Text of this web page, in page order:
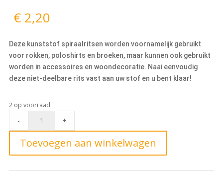
€2,20
Deze kunststof spiraalritsen worden voornamelijk gebruikt
voor rokken, poloshirts en broeken, maar kunnen ook gebruikt
worden in accessoires en woondecoratie. Naai eenvoudig
deze niet-deelbare rits vast aan uw stof en u bent klaar!
2 op voorraad
- +
Toevoegen aan winkelwagen